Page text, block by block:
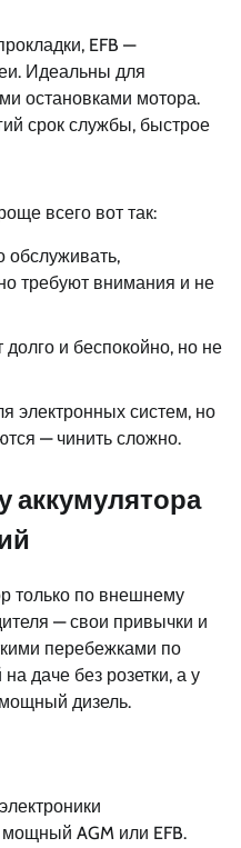
EFB —
Идеальны для
остановками мотора.
срок службы, быстрое
всего вот так:
требуют внимания и не
и беспокойно, но не
электронных систем, но
— чинить сложно.
только по внешнему
— свои привычки и
перебежками по
даче без розетки, а у
мощный дизель.
мощный AGM или EFB.